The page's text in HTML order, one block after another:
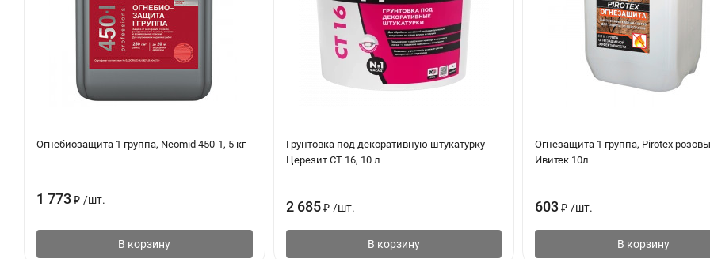
Огнебиозащита 1 группа, Neomid 450-1, 5 кг
1 773₽ /шт.
В корзину
Грунтовка под декоративную штукатурку
Церезит CT 16, 10 л
2 685 ₽ /шт.
В корзину
Огнезащита 1 группа, Pirotex
Ивитек 10л
603 ₽ /шт.
В корзину